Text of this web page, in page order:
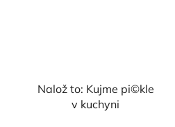
Nalož to: Kujme pi©kle
v kuchyni